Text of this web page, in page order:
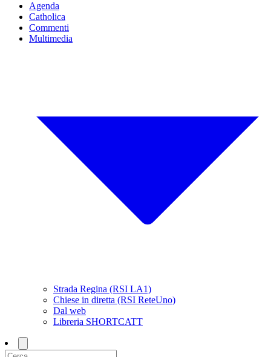
Agenda
Catholica
Commenti
Multimedia
Strada Regina (RSI LA1)
Chiese in diretta (RSI ReteUno)
Dal web
Libreria SHORTCATT